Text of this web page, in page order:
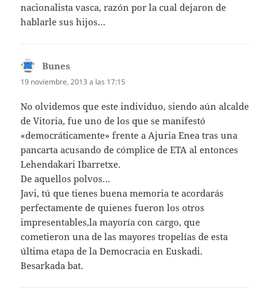
nacionalista vasca, razón por la cual dejaron de
hablarle sus hijos…
Bunes
19 noviembre, 2013 a las 17:15
No olvidemos que este individuo, siendo aún alcalde
de Vitoria, fue uno de los que se manifestó
«democráticamente» frente a Ajuria Enea tras una
pancarta acusando de cómplice de ETA al entonces
Lehendakari Ibarretxe.
De aquellos polvos…
Javi, tú que tienes buena memoria te acordarás
perfectamente de quienes fueron los otros
impresentables,la mayoría con cargo, que
cometieron una de las mayores tropelías de esta
última etapa de la Democracia en Euskadi.
Besarkada bat.